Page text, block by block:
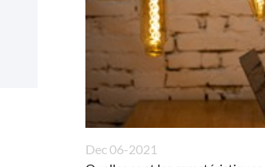
Dec 06-2021